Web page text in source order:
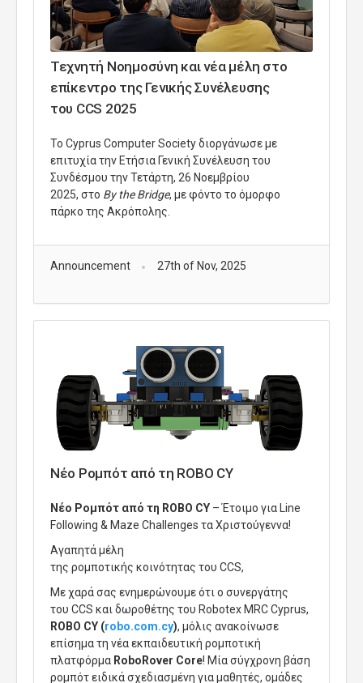
Τεχνητή Νοημοσύνη και νέα μέλη στο
επίκεντρο της Γενικής Συνέλευσης
του CCS 2025
Το Cyprus Computer Society διοργάνωσε με
επιτυχία την Ετήσια Γενική Συνέλευση του
Συνδέσμου την Τετάρτη, 26 Νοεμβρίου
2025, στο By the Bridge, με φόντο το όμορφο
πάρκο της Ακρόπολης.
Announcement 27th of Nov, 2025
Νέο Ρομπότ από τη ROBO CY
Νέο Ρομπότ από τη ROBO CY – Έτοιμο για Line
Following & Maze Challenges τα Χριστούγεννα!
Αγαπητά μέλη
της ρομποτικής κοινότητας του CCS,
Με χαρά σας ενημερώνουμε ότι ο συνεργάτης
του CCS καιδωροθέτης του Robotex MRC Cyprus,
ROBO CY (robo.com.cy), μόλις ανακοίνωσε
επίσημα τη νέα εκπαιδευτική ρομποτική
πλατφόρμα RoboRover Core! Μίασύγχρονη βάση
ρομπότ ειδικά σχεδιασμένη για μαθητές, ομάδες